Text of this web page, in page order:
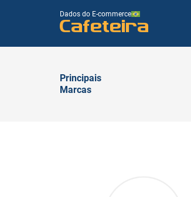
Dados do E-commerce
Cafeteira
Principais
Marcas